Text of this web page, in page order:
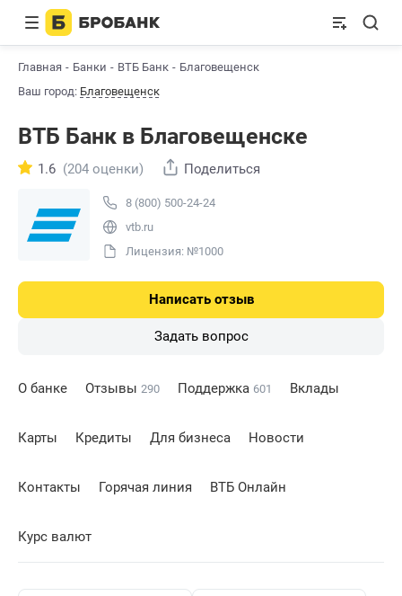
Главная Банки ВТБ Банк
Благовещенск
Ваш город: Благовещенск
ВТБ Банк в Благовещенске
8 (800) 500-24-24
vtb.ru
Лицензия: №1000
1.6 (204 оценки) Поделиться
Написать отзыв
Задать вопрос
О банке Отзывы 290 Поддержка 601 Вклады
Карты Кредиты Для бизнеса Новости
Контакты Горячая линия ВТБ Онлайн
Курс валют